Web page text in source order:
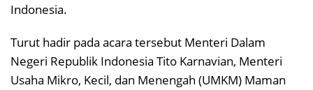
Indonesia.
Turut hadir pada acara tersebut Menteri Dalam
Negeri Republik Indonesia Tito Karnavian, Menteri
Usaha Mikro, Kecil, dan Menengah (UMKM) Maman